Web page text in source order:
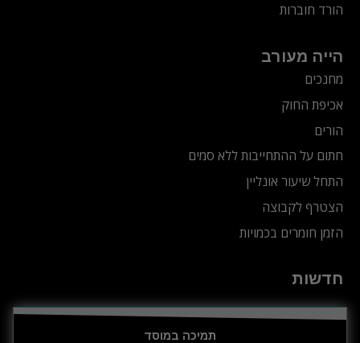
הורד חוברות
הייה מעורב
מחנכים
אכיפת החוק
הורים
חתום על ההתחייבות ללא סמים
התחל שיעור אונליין
הצטרף לקבוצה
הזמן חומרים בכמויות
חדשות
תמיכה במוסד